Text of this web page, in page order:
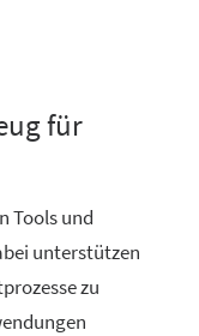
für
Tools und
unterstützen
zu